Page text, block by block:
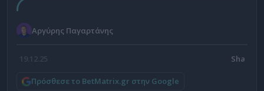
Αργύρης Παγαρτάνης
19.12.25
Πρόσθεσε το BetMatrix.gr στην Google